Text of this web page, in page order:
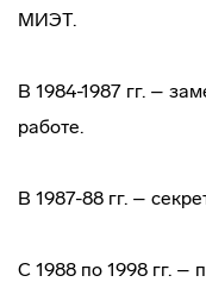
МИЭТ.
В 1984-1987 гг. –
работе.
В 1987-88 гг. –
С 1988 по 1998 гг. –